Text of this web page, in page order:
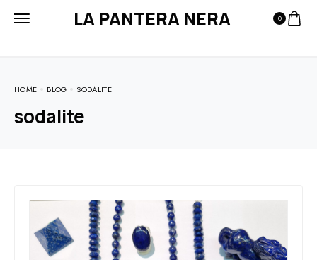
LA PANTERA NERA 0
HOME BLOG SODALITE
sodalite